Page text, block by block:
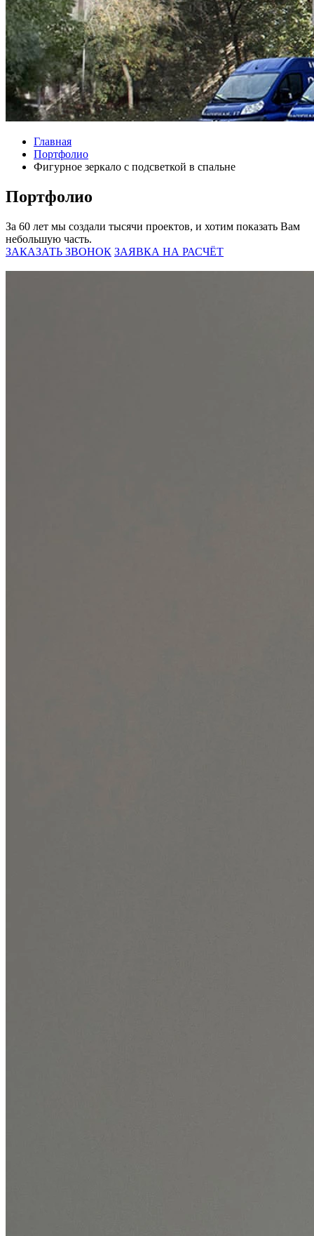
Главная
Портфолио
Фигурное зеркало с подсветкой в спальне
Портфолио
За 60 лет мы создали тысячи проектов, и хотим показать Вам
небольшую часть.
ЗАКАЗАТЬ ЗВОНОК ЗАЯВКА НА РАСЧЁТ